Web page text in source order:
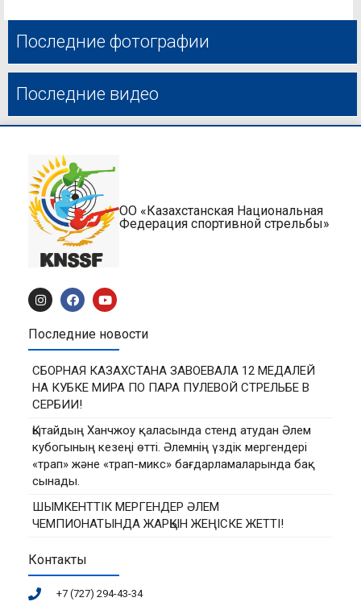
Последние фотографии
Последние видео
ОО «Казахстанская Национальная
Федерация спортивной стрельбы»
Последние новости
СБОРНАЯ КАЗАХСТАНА ЗАВОЕВАЛА 12 МЕДАЛЕЙ
НА КУБКЕ МИРА ПО ПАРА ПУЛЕВОЙ СТРЕЛЬБЕ В
СЕРБИИ!
Қытайдың Ханчжоу қаласында стенд атудан Әлем
кубогының кезеңі өтті. Әлемнің үздік мергендері
«трап» және «трап-микс» бағдарламаларында бақ
сынады.
ШЫМКЕНТТІК МЕРГЕНДЕР ӘЛЕМ
ЧЕМПИОНАТЫНДА ЖАРҚЫН ЖЕҢІСКЕ ЖЕТТІ!
Контакты
+7 (727) 294-43-34